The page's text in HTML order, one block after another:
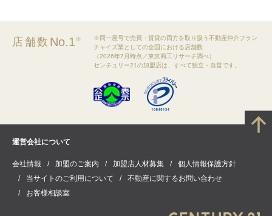
店舗数 No.1※
※同一屋号で売買・賃貸の両方を取り扱う不動産仲介フラン
チャイズ業としての全国における店舗数
（2026年7月時点／東京商工リサーチ調べ）
センチュリー21の加盟店は、すべて独立・自営です。
運営会社について
会社情報 加盟のご案内 加盟店人材募集
個人情報保護方針
当サイトのご利用について
不動産に関するお問い合わせ
お客様相談室